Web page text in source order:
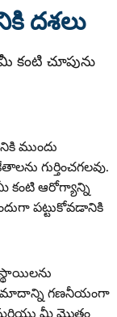
దశలు
కంటి చూపును
ముందు
గుర్తించగలవు.
కంటి ఆరోగ్యాన్ని
పట్టుకోవడానికి
స్థాయిలను
గణనీయంగా
మరియు మీ మొత్తం